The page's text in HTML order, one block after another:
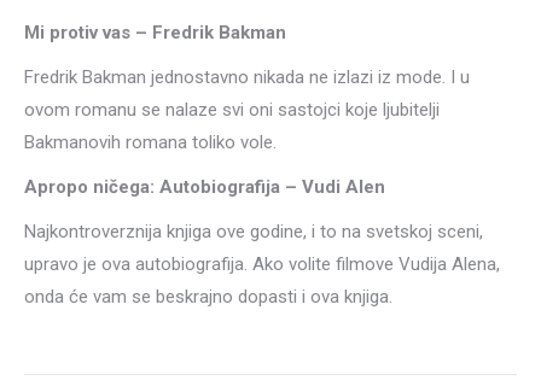
Mi protiv vas – Fredrik Bakman
Fredrik Bakman jednostavno nikada ne izlazi iz mode. I u
ovom romanu se nalaze svi oni sastojci koje ljubitelji
Bakmanovih romana toliko vole.
Apropo ničega: Autobiografija – Vudi Alen
Najkontroverznija knjiga ove godine, i to na svetskoj sceni,
upravo je ova autobiografija. Ako volite filmove Vudija Alena,
onda će vam se beskrajno dopasti i ova knjiga.